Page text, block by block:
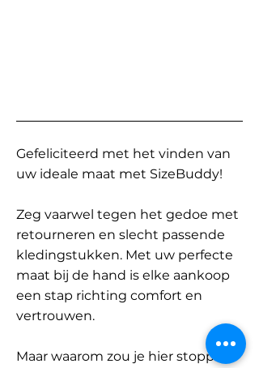
Gefeliciteerd met het vinden van
uw ideale maat met SizeBuddy!
Zeg vaarwel tegen het gedoe met
retourneren en slecht passende
kledingstukken. Met uw perfecte
maat bij de hand is elke aankoop
een stap richting comfort en
vertrouwen.
Maar waarom zou je hier stoppen?